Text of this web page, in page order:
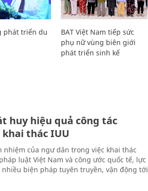
phát triển du
BAT Việt Nam tiếp sức
phụ nữ vùng biên giới
phát triển sinh kế
huy hiệu quả công tác
thác IUU
của ngư dân trong việc khai thác
luật Việt Nam và công ước quốc tế, lực
biện pháp tuyên truyền, vận động tới